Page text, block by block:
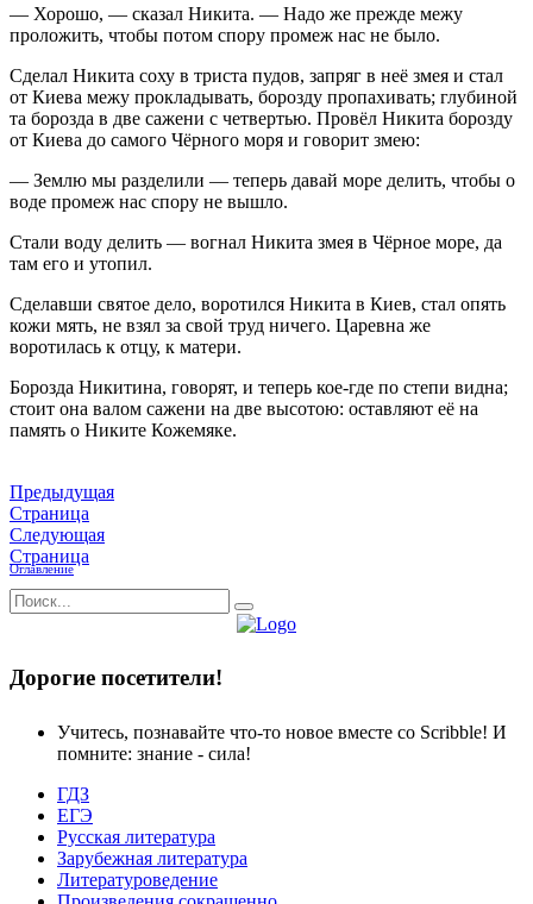
— Хорошо, — сказал Никита. — Надо же прежде межу
проложить, чтобы потом спору промеж нас не было.
Сделал Никита соху в триста пудов, запряг в неё змея и стал
от Киева межу прокладывать, борозду пропахивать; глубиной
та борозда в две сажени с четвертью. Провёл Никита борозду
от Киева до самого Чёрного моря и говорит змею:
— Землю мы разделили — теперь давай море делить, чтобы о
воде промеж нас спору не вышло.
Стали воду делить — вогнал Никита змея в Чёрное море, да
там его и утопил.
Сделавши святое дело, воротился Никита в Киев, стал опять
кожи мять, не взял за свой труд ничего. Царевна же
воротилась к отцу, к матери.
Борозда Никитина, говорят, и теперь кое-где по степи видна;
стоит она валом сажени на две высотою: оставляют её на
память о Никите Кожемяке.
Предыдущая
Страница
Следующая
Страница
Оглавление
Дорогие посетители!
Учитесь, познавайте что-то новое вместе со Scribble! И
помните: знание - сила!
ГДЗ
ЕГЭ
Русская литература
Зарубежная литература
Литературоведение